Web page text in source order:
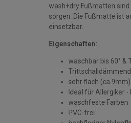
wash+dry Fußmatten
sorgen. Die Fußmatte ist
einsetzbar.
Eigenschaften:
waschbar bis 60° &
sehr flach
Ideal für Allergiker
waschfeste Farben
PVC-frei